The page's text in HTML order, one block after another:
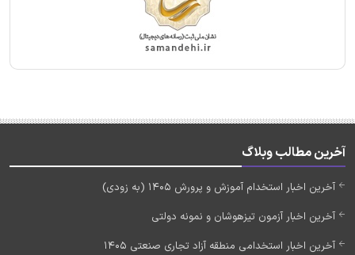
آخرین مطالب وبلاگ
آخرین اخبار استخدام آموزش و پرورش 1405 (به زودی)
آخرین اخبار آزمون تیزهوشان و نمونه دولتی
آخرین اخبار استخدامی منطقه آزاد تجاری صنعتی 1405